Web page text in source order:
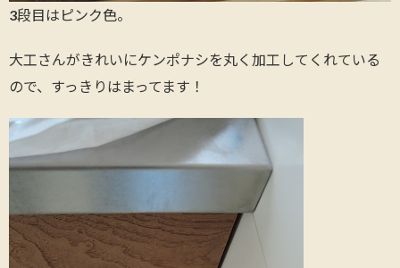
3段目はピンク色。
大工さんがきれいにケンポナシを丸く加工してくれている
ので、すっきりはまってます！